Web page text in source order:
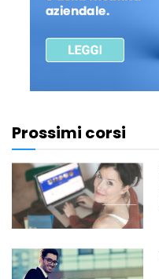
Prossimi corsi